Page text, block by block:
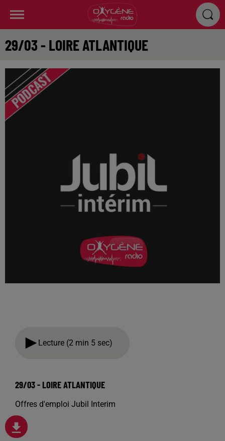
29/03 - LOIRE ATLANTIQUE
Lecture (2 min 5 sec)
29/03 - LOIRE ATLANTIQUE
Offres d'emploi Jubil Interim